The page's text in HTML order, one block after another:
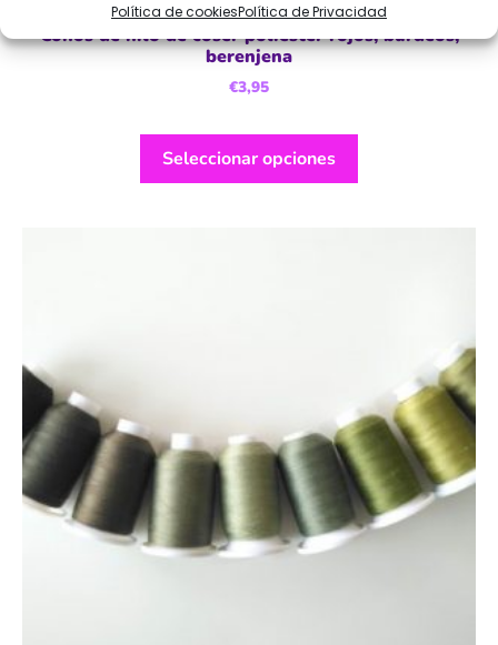
Política de cookiesPolítica de Privacidad
Conos de hilo de coser poliéster rojos, burdeos,
berenjena
€3,95
Seleccionar opciones